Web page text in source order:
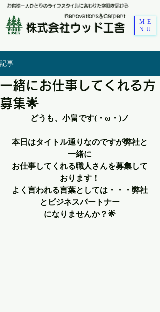
お客様一人ひとりのライフスタイルに合わせた空間を届ける
株式会社ウッド工舎
​Renovations＆Carpent
ME
NU
記事
一緒にお仕事してくれる方
募集🌟
どうも、小畠です(・ω・)ノ
本日はタイトル通りなのですが弊社と
一緒に
お仕事してくれる職人さんを募集して
おります！
よく言われる言葉としては・・・弊社
とビジネスパートナー
になりませんか？🌟